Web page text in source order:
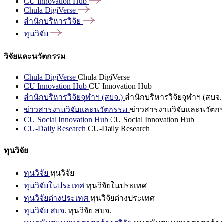
Chula DigiVerse
สำนักบริหารวิจัย
ทุนวิจัย
วิจัยและนวัตกรรม
Chula DigiVerse Chula DigiVerse
CU Innovation Hub CU Innovation Hub
สำนักบริหารวิจัยจุฬาฯ (สบจ.) สำนักบริหารวิจัยจุฬาฯ (สบจ
ข่าวสารงานวิจัยและนวัตกรรม ข่าวสารงานวิจัยและนวัตก
CU Social Innovation Hub CU Social Innovation Hub
CU-Daily Research CU-Daily Research
ทุนวิจัย
ทุนวิจัย ทุนวิจัย
ทุนวิจัยในประเทศ ทุนวิจัยในประเทศ
ทุนวิจัยต่างประเทศ ทุนวิจัยต่างประเทศ
ทุนวิจัย สบจ. ทุนวิจัย สบจ.